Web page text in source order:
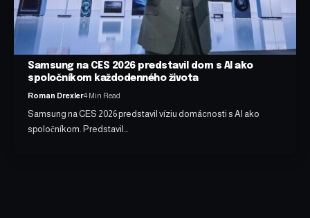
Samsung na CES 2026 predstavil dom s AI ako
spoločníkom každodenného života
Roman Drexler4 Min Read
Samsung na CES 2026 predstavil víziu domácnosti s AI ako
spoločníkom. Predstavil…